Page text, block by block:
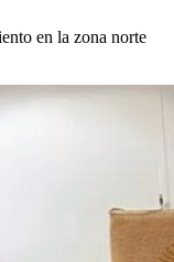
en la zona norte